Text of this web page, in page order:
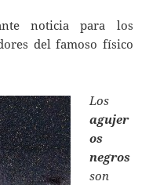
noticia para los
del famoso físico
Los
agujer
os
negros
son